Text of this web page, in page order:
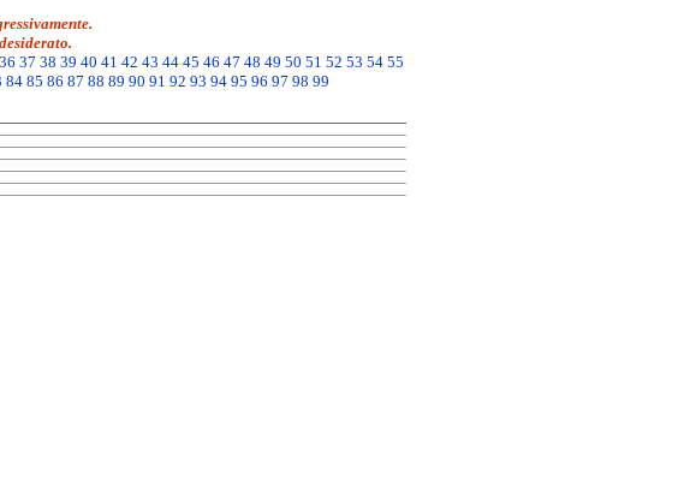
36 37 38 39 40 41 42 43 44 45 46 47 48 49 50 51 52 53 54 55
84 85 86 87 88 89 90 91 92 93 94 95 96 97 98 99